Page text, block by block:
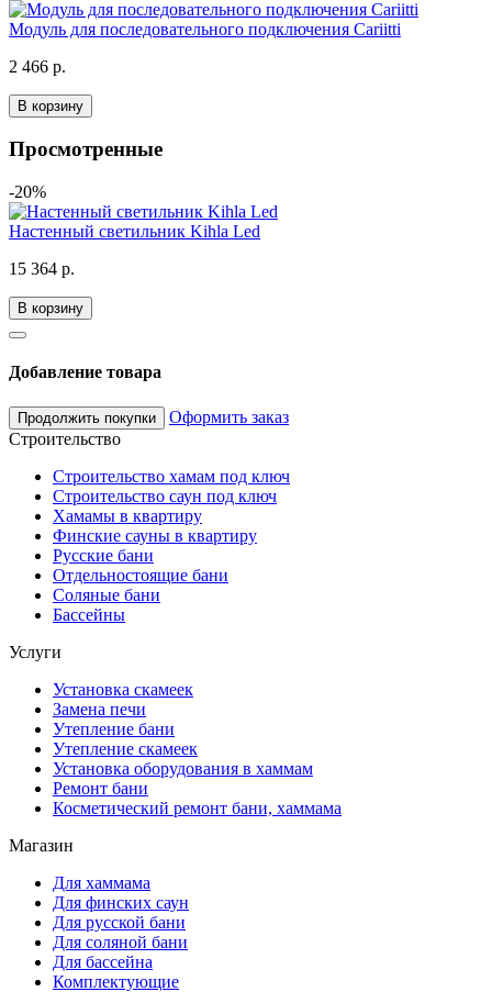
Модуль для последовательного подключения Cariitti
2 466 р.
В корзину
Просмотренные
-20%
Настенный светильник Kihla Led
15 364 р.
В корзину
Добавление товара
Продолжить покупки
Оформить заказ
Строительство
Строительство хамам под ключ
Строительство саун под ключ
Хамамы в квартиру
Финские сауны в квартиру
Русские бани
Отдельностоящие бани
Соляные бани
Бассейны
Услуги
Установка скамеек
Замена печи
Утепление бани
Утепление скамеек
Установка оборудования в хаммам
Ремонт бани
Косметический ремонт бани, хаммама
Магазин
Для хаммама
Для финских саун
Для русской бани
Для соляной бани
Для бассейна
Комплектующие